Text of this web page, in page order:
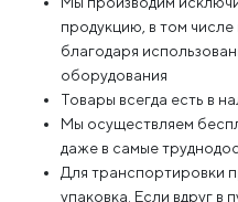
продукцию, в том
благодаря
оборудования
Товары всегда есть в
Мы осуществляем
даже в самые
Для транспортировки
упаковка. Если вдруг в